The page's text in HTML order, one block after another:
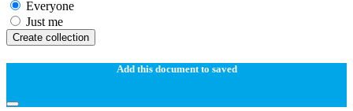
Everyone
Just me
Create collection
Add this document to saved